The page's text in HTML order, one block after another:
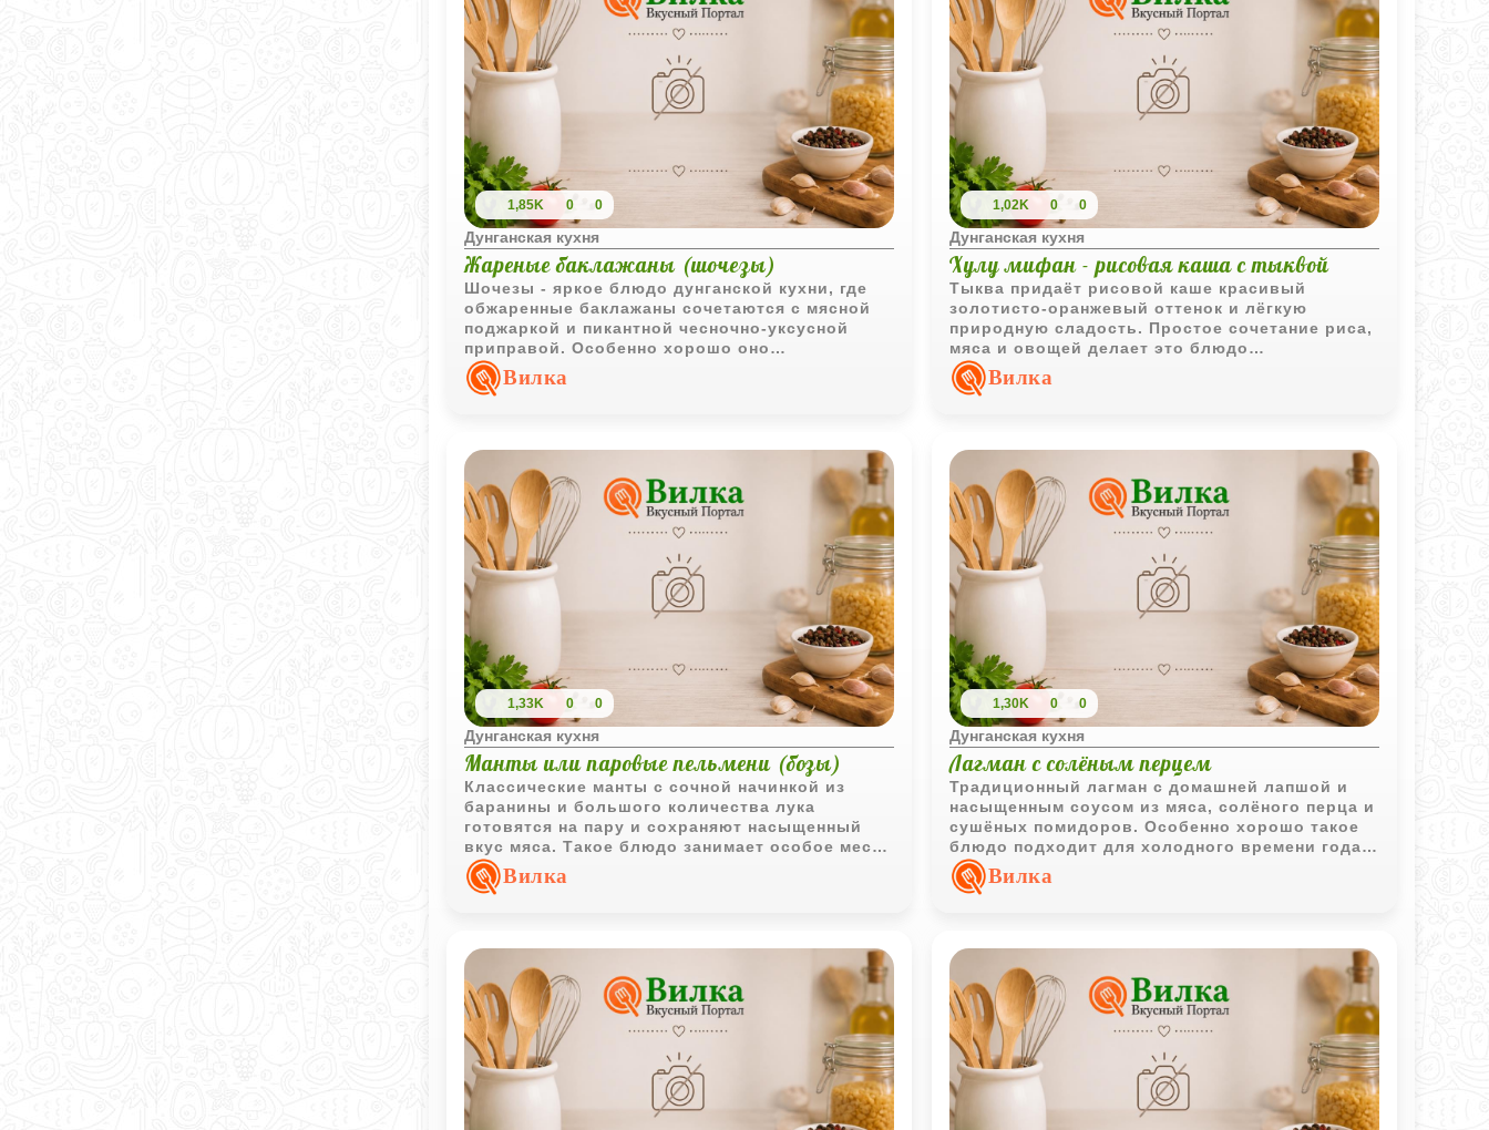
1,85K 0 0
Дунганская кухня
Жареные баклажаны (шочезы)
Шочезы - яркое блюдо дунганской кухни, где
обжаренные баклажаны сочетаются с мясной
поджаркой и пикантной чесночно-уксусной
приправой. Особенно хорошо оно
раскрывается после лёгкого охлаждения и
подачи с рисом или свежим хлебом.
Вилка
1,02K 0 0
Дунганская кухня
Хулу мифан - рисовая каша с тыквой
Тыква придаёт рисовой каше красивый
золотисто-оранжевый оттенок и лёгкую
природную сладость. Простое сочетание риса,
мяса и овощей делает это блюдо
одновременно сытным и ароматным.
Вилка
1,33K 0 0
Дунганская кухня
Манты или паровые пельмени (бозы)
Классические манты с сочной начинкой из
баранины и большого количества лука
готовятся на пару и сохраняют насыщенный
вкус мяса. Такое блюдо занимает особое место
в кухнях народов Центральной Азии и Сибири.
Вилка
1,30K 0 0
Дунганская кухня
Лагман с солёным перцем
Традиционный лагман с домашней лапшой и
насыщенным соусом из мяса, солёного перца и
сушёных помидоров. Особенно хорошо такое
блюдо подходит для холодного времени года
благодаря своему яркому вкусу и аромату.
Вилка